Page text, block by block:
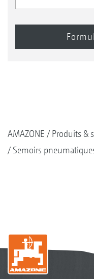
AMAZONE Produits &
Semoirs